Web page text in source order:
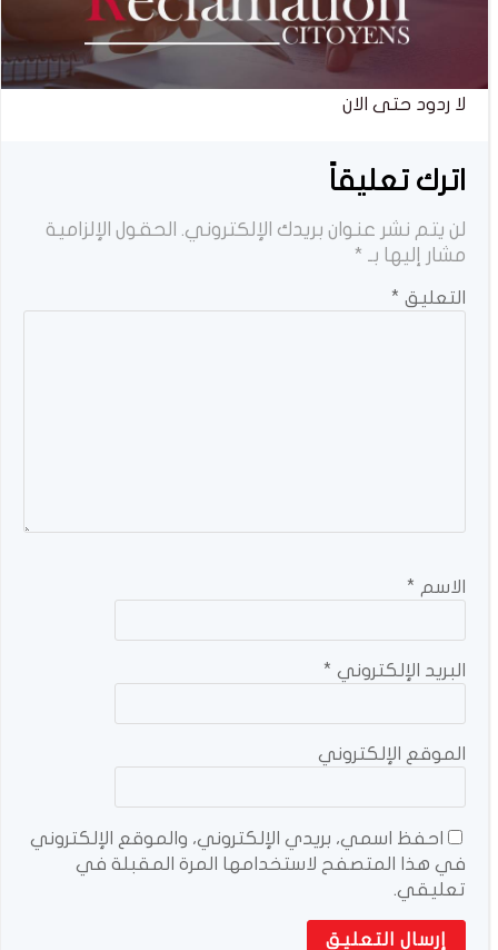
لا ردود حتى الان
اترك تعليقاً
لن يتم نشر عنوان بريدك الإلكتروني. الحقول الإلزامية
مشار إليها بـ *
التعليق *
الاسم *
البريد الإلكتروني *
الموقع الإلكتروني
احفظ اسمي، بريدي الإلكتروني، والموقع الإلكتروني
في هذا المتصفح لاستخدامها المرة المقبلة في
تعليقي.